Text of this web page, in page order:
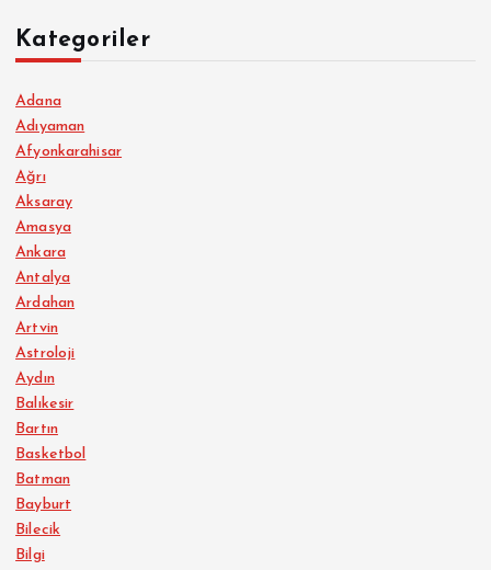
Kategoriler
Adana
Adıyaman
Afyonkarahisar
Ağrı
Aksaray
Amasya
Ankara
Antalya
Ardahan
Artvin
Astroloji
Aydın
Balıkesir
Bartın
Basketbol
Batman
Bayburt
Bilecik
Bilgi